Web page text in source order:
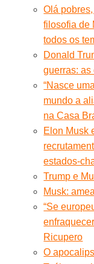
Olá
filosofia de
todos os
Donald
guerras: as
“Nasce
mundo a
na Casa
Elon Musk
estados-
Trump e
Musk:
“Se
Ricupero
O